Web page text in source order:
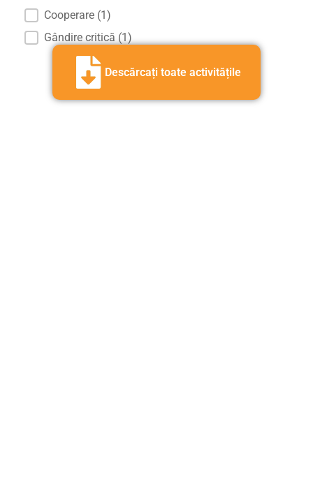
Cooperare (1)
Gândire critică (1)
Descărcați toate activitățile